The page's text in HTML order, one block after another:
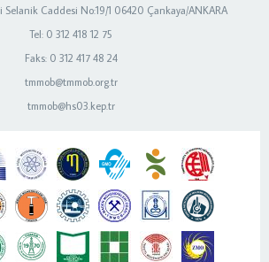
Selanik Caddesi No:19/1 06420 Çankaya/ANKARA
Tel: 0 312 418 12 75
Faks: 0 312 417 48 24
tmmob@tmmob.org.tr
tmmob@hs03.kep.tr